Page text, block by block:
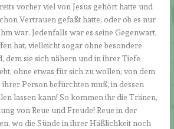
vorher viel von Jesus gehört hatte und
Vertrauen gefaßt hatte, oder ob es nur
war. Jedenfalls war es seine Gegenwart,
hat, vielleicht sogar ohne besondere
dem sie sich nähern und in ihrer Tiefe
ohne etwas für sich zu wollen; von dem
Person befürchten muß; in dessen
lassen kann! So kommen ihr die Tränen,
von Reue und Freude! Reue in der
wo die Sünde in ihrer Häßlichkeit noch